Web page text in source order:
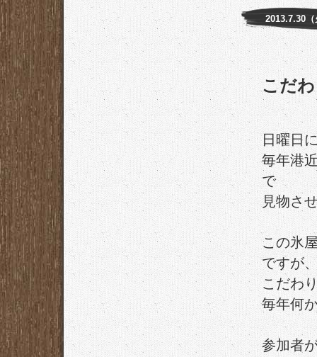
2013.7.30（
こだ
日曜日
毎年港
で
見物さ
この氷
ですが
こだわ
毎年何
参加者